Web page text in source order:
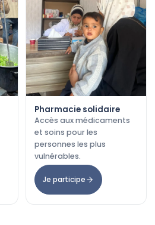
Pharmacie solidaire
Accès aux médicaments
et soins pour les
personnes les plus
vulnérables.
Je participe